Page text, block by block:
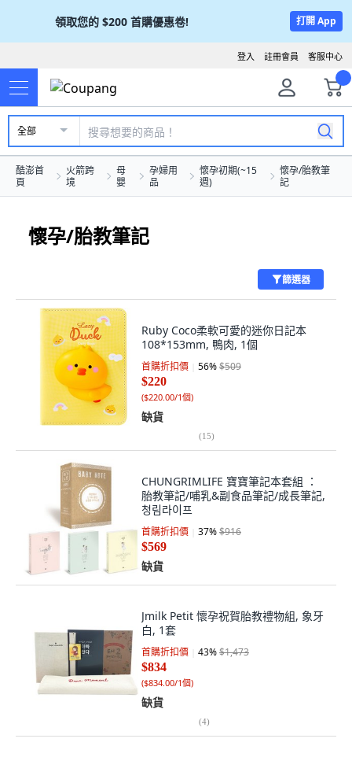
領取您的 $200 首購優惠卷! 打開 App
客服中心
註冊會員
登入
全部
酷澎首
頁
火箭跨
境
母
嬰
孕婦用
品
懷孕初期(~15
週)
懷孕/胎教筆
記
懷孕/胎教筆記
篩選器
Ruby Coco柔軟可愛的迷你日記本
108*153mm, 鴨肉, 1個
首購折扣價 56%$509
$220
($220.00/1個)
缺貨
(15)
CHUNGRIMLIFE 寶寶筆記本套組 ：
胎教筆記/哺乳&副食品筆記/成長筆記,
청림라이프
首購折扣價 37%$916
$569
缺貨
Jmilk Petit 懷孕祝賀胎教禮物組, 象牙
白, 1套
首購折扣價 43%$1,473
$834
($834.00/1個)
缺貨
(4)